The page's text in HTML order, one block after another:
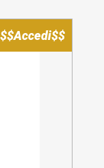
$$Accedi$$